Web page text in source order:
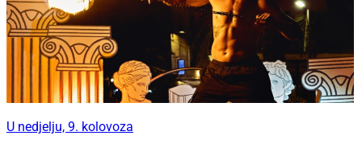
U nedjelju, 9. kolovoza